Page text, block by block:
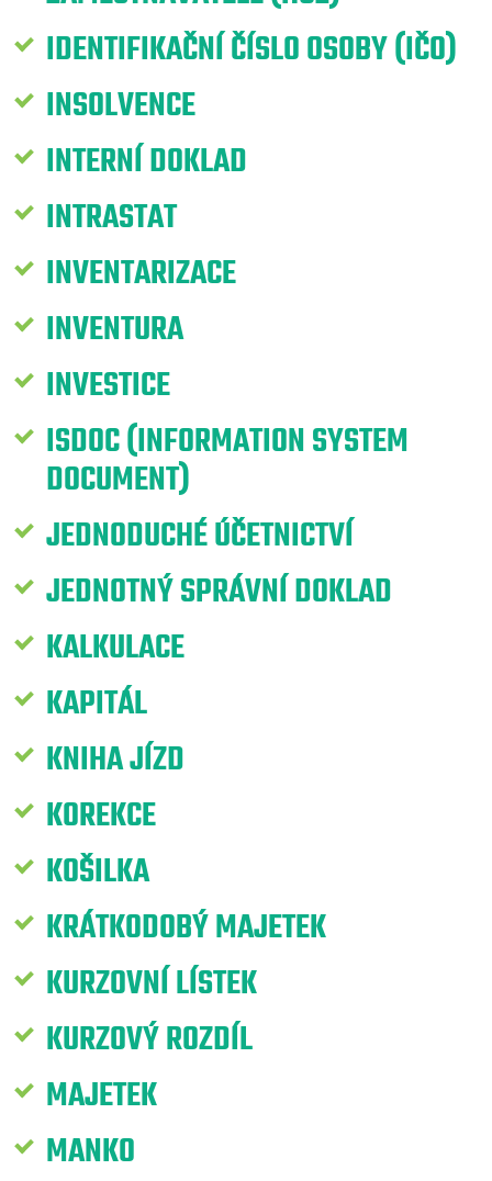
IDENTIFIKAČNÍ ČÍSLO OSOBY (IČO)
INSOLVENCE
INTERNÍ DOKLAD
INTRASTAT
INVENTARIZACE
INVENTURA
INVESTICE
ISDOC (INFORMATION SYSTEM
DOCUMENT)
JEDNODUCHÉ ÚČETNICTVÍ
JEDNOTNÝ SPRÁVNÍ DOKLAD
KALKULACE
KAPITÁL
KNIHA JÍZD
KOREKCE
KOŠILKA
KRÁTKODOBÝ MAJETEK
KURZOVNÍ LÍSTEK
KURZOVÝ ROZDÍL
MAJETEK
MANKO